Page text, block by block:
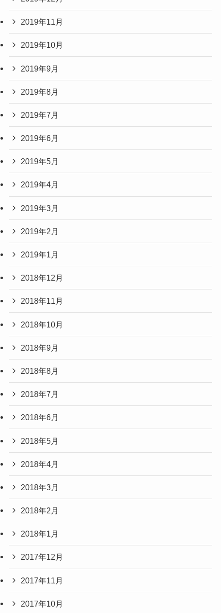
2019年11月
2019年10月
2019年9月
2019年8月
2019年7月
2019年6月
2019年5月
2019年4月
2019年3月
2019年2月
2019年1月
2018年12月
2018年11月
2018年10月
2018年9月
2018年8月
2018年7月
2018年6月
2018年5月
2018年4月
2018年3月
2018年2月
2018年1月
2017年12月
2017年11月
2017年10月